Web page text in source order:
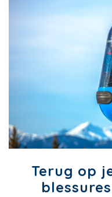
Terug op